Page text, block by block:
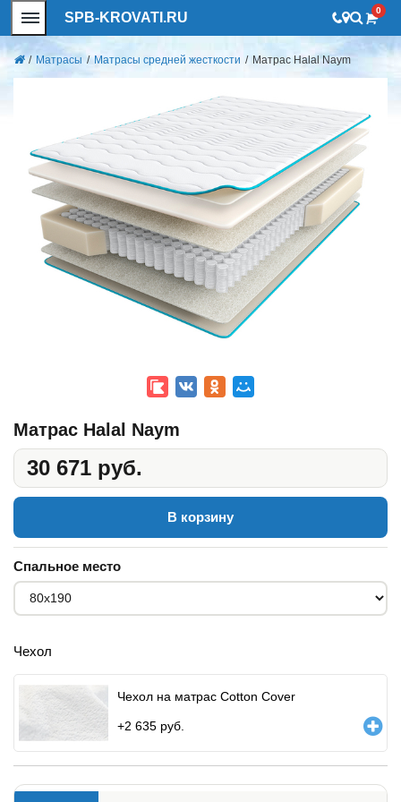
SPB-KROVATI.RU 0
/ Матрасы / Матрасы средней жесткости / Матрас Halal Naym
Матрас Halal Naym
30 671 руб.
В корзину
Спальное место
Чехол
Чехол на матрас Cotton Cover
+2 635 руб.